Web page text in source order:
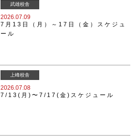
武雄校舎
2026.07.09
7月13日（月）～17日（金）スケジュ
ール
上峰校舎
2026.07.08
7/13(月)〜7/17(金)スケジュール